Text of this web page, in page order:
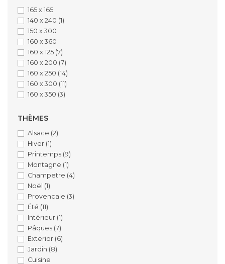
165 x 165
140 x 240 (1)
150 x 300
160 x 360
160 x 125 (7)
160 x 200 (7)
160 x 250 (14)
160 x 300 (11)
160 x 350 (3)
THÈMES
Alsace (2)
Hiver (1)
Printemps (9)
Montagne (1)
Champetre (4)
Noël (1)
Provencale (3)
Été (11)
Intérieur (1)
Pâques (7)
Exterior (6)
Jardin (8)
Cuisine